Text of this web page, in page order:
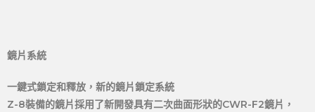
鏡片系統
一鍵式鎖定和釋放，新的鏡片鎖定系統
Z-8裝備的鏡片採用了新開發具有二次曲面形狀的CWR-F2鏡片，